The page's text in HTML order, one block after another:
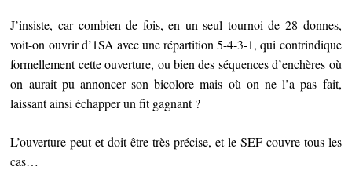
J’insiste, car combien de fois, en un seul tournoi de 28 donnes,
voit-on ouvrir d’1SA avec une répartition 5-4-3-1, qui contrindique
formellement cette ouverture, ou bien des séquences d’enchères où
on aurait pu annoncer son bicolore mais où on ne l’a pas fait,
laissant ainsi échapper un fit gagnant ?
L’ouverture peut et doit être très précise, et le SEF couvre tous les
cas…